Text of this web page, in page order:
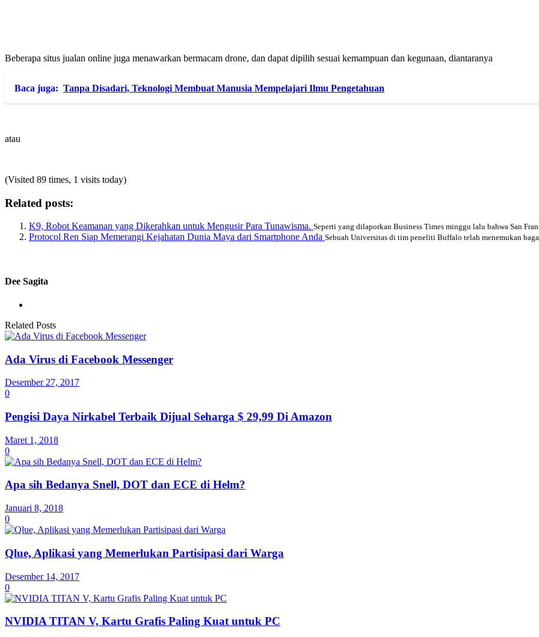
Beberapa situs jualan online juga menawarkan bermacam drone, dan dapat dipilih sesuai kemampuan dan kegunaan, diantaranya
Baca juga: Tanpa Disadari, Teknologi Membuat Manusia Mempelajari Ilmu Pengetahuan
atau
(Visited 89 times, 1 visits today)
Related posts:
K9, Robot Keamanan yang Dikerahkan untuk Mengusir Para Tunawisma. Seperti yang dilaporkan Business Times minggu lalu bahwa San
Protocol Ren Siap Memerangi Kejahatan Dunia Maya dari Smartphone Anda Sebuah Universitas di tim peneliti Buffalo telah menemukan
Dee Sagita
Related Posts
Ada Virus di Facebook Messenger
Desember 27, 2017
0
Pengisi Daya Nirkabel Terbaik Dijual Seharga $ 29,99 Di Amazon
Maret 1, 2018
0
Apa sih Bedanya Snell, DOT dan ECE di Helm?
Januari 8, 2018
0
Qlue, Aplikasi yang Memerlukan Partisipasi dari Warga
Desember 14, 2017
0
NVIDIA TITAN V, Kartu Grafis Paling Kuat untuk PC